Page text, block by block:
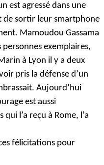
est agressé dans une
de sortir leur smartphone
Mamoudou Gassama
personnes exemplaires,
à Lyon il y a deux
pris la défense d’un
Aujourd’hui
est aussi
l’a reçu à Rome, l’a
félicitations pour